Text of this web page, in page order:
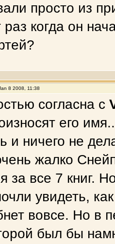
просто из
раз когда он
8 2008, 11:38
согласна с
его
и ничего не
жалко
за все 7 книг.
увидеть,
вовсе. Но в
был бы